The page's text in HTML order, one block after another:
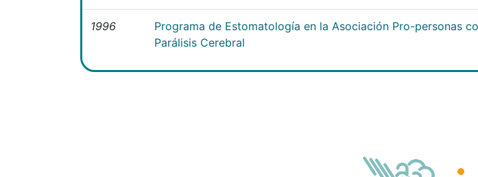
1996
Programa de Estomatología en la Asociación Pro-personas
Parálisis Cerebral